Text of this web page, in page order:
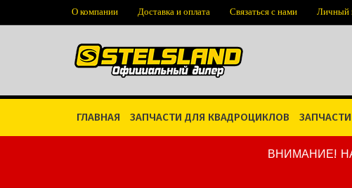
О компании Доставка и оплата Связаться с нами Личный
ГЛАВНАЯ ЗАПЧАСТИ ДЛЯ КВАДРОЦИКЛОВ
ВНИМАНИЕ!